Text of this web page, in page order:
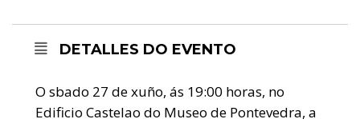
DETALLES DO EVENTO
O sbado 27 de xuño, ás 19:00 horas, no
Edificio Castelao do Museo de Pontevedra, a